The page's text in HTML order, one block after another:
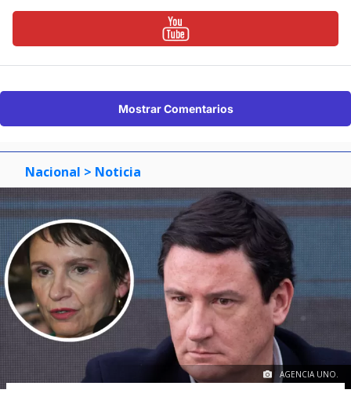
Mostrar Comentarios
Nacional > Noticia
AGENCIA UNO.